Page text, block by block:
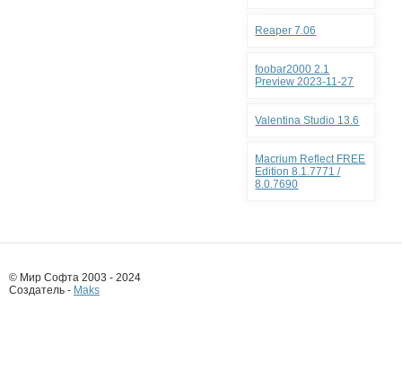
Reaper 7.06
foobar2000 2.1
Preview 2023-11-27
Valentina Studio 13.6
Macrium Reflect FREE
Edition 8.1.7771 /
8.0.7690
© Мир Софта 2003 - 2024
Создатель - Maks